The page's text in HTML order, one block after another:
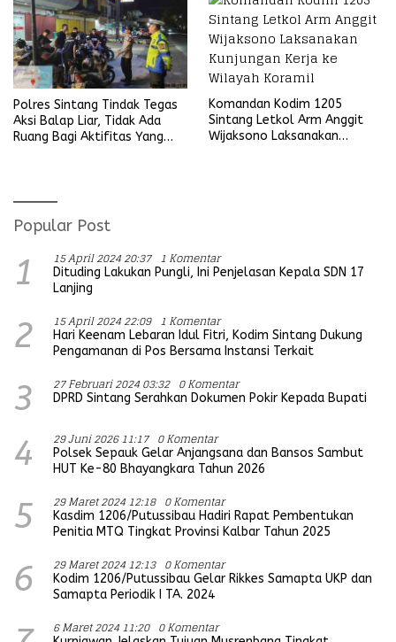
Polres Sintang Tindak Tegas
Aksi Balap Liar, Tidak Ada
Ruang Bagi Aktifitas Yang
Komandan Kodim 1205
Sintang Letkol Arm Anggit
Wijaksono Laksanakan
Popular Post
1 15 April 2024 20:37 1 Komentar
Dituding Lakukan Pungli, Ini Penjelasan Kepala SDN 17
Lanjing
2 15 April 2024 22:09 1 Komentar
Hari Keenam Lebaran Idul Fitri, Kodim Sintang Dukung
Pengamanan di Pos Bersama Instansi Terkait
3 27 Februari 2024 03:32 0 Komentar
DPRD Sintang Serahkan Dokumen Pokir Kepada Bupati
4 29 Juni 2026 11:17 0 Komentar
Polsek Sepauk Gelar Anjangsana dan Bansos Sambut
HUT Ke-80 Bhayangkara Tahun 2026
5 29 Maret 2024 12:18 0 Komentar
Kasdim 1206/Putussibau Hadiri Rapat Pembentukan
Penitia MTQ Tingkat Provinsi Kalbar Tahun 2025
6 29 Maret 2024 12:13 0 Komentar
Kodim 1206/Putussibau Gelar Rikkes Samapta UKP dan
Samapta Periodik I TA. 2024
6 Maret 2024 11:20 0 Komentar